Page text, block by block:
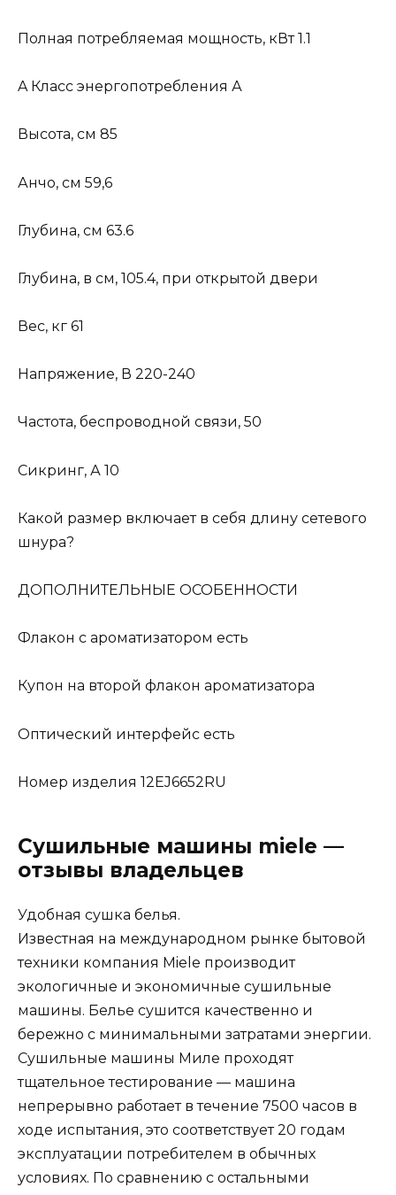
Полная потребляемая мощность, кВт 1.1
A Класс энергопотребления А
Высота, см 85
Анчо, см 59,6
Глубина, см 63.6
Глубина, в см, 105.4, при открытой двери
Вес, кг 61
Напряжение, В 220-240
Частота, беспроводной связи, 50
Сикринг, А 10
Какой размер включает в себя длину сетевого
шнура?
ДОПОЛНИТЕЛЬНЫЕ ОСОБЕННОСТИ
Флакон с ароматизатором есть
Купон на второй флакон ароматизатора
Оптический интерфейс есть
Номер изделия 12EJ6652RU
Сушильные машины miele —
отзывы владельцев
Удобная сушка белья.
Известная на международном рынке бытовой
техники компания Miele производит
экологичные и экономичные сушильные
машины. Белье сушится качественно и
бережно с минимальными затратами энергии.
Сушильные машины Миле проходят
тщательное тестирование — машина
непрерывно работает в течение 7500 часов в
ходе испытания, это соответствует 20 годам
эксплуатации потребителем в обычных
условиях. По сравнению с остальными